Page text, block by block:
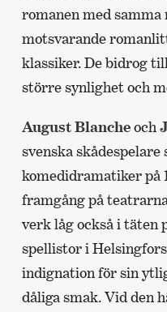
romanen med samma
motsvarande
klassiker. De bidrog
större synlighet och
August Blancheoch
svenska
komedidramatiker på
framgång på
verk låg också i täten
spellistor i
indignation för sin
dåliga smak. Vid den